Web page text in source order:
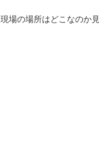
現場の場所はどこなのか